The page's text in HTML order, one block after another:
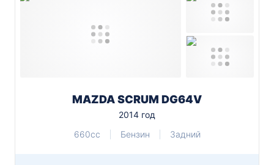
MAZDA SCRUM DG64V
2014 год
660cc
Бензин Задний